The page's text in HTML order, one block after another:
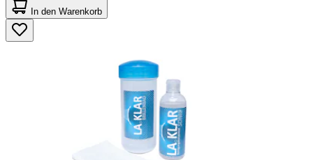
von
5
Sternen.
125
In den Warenkorb